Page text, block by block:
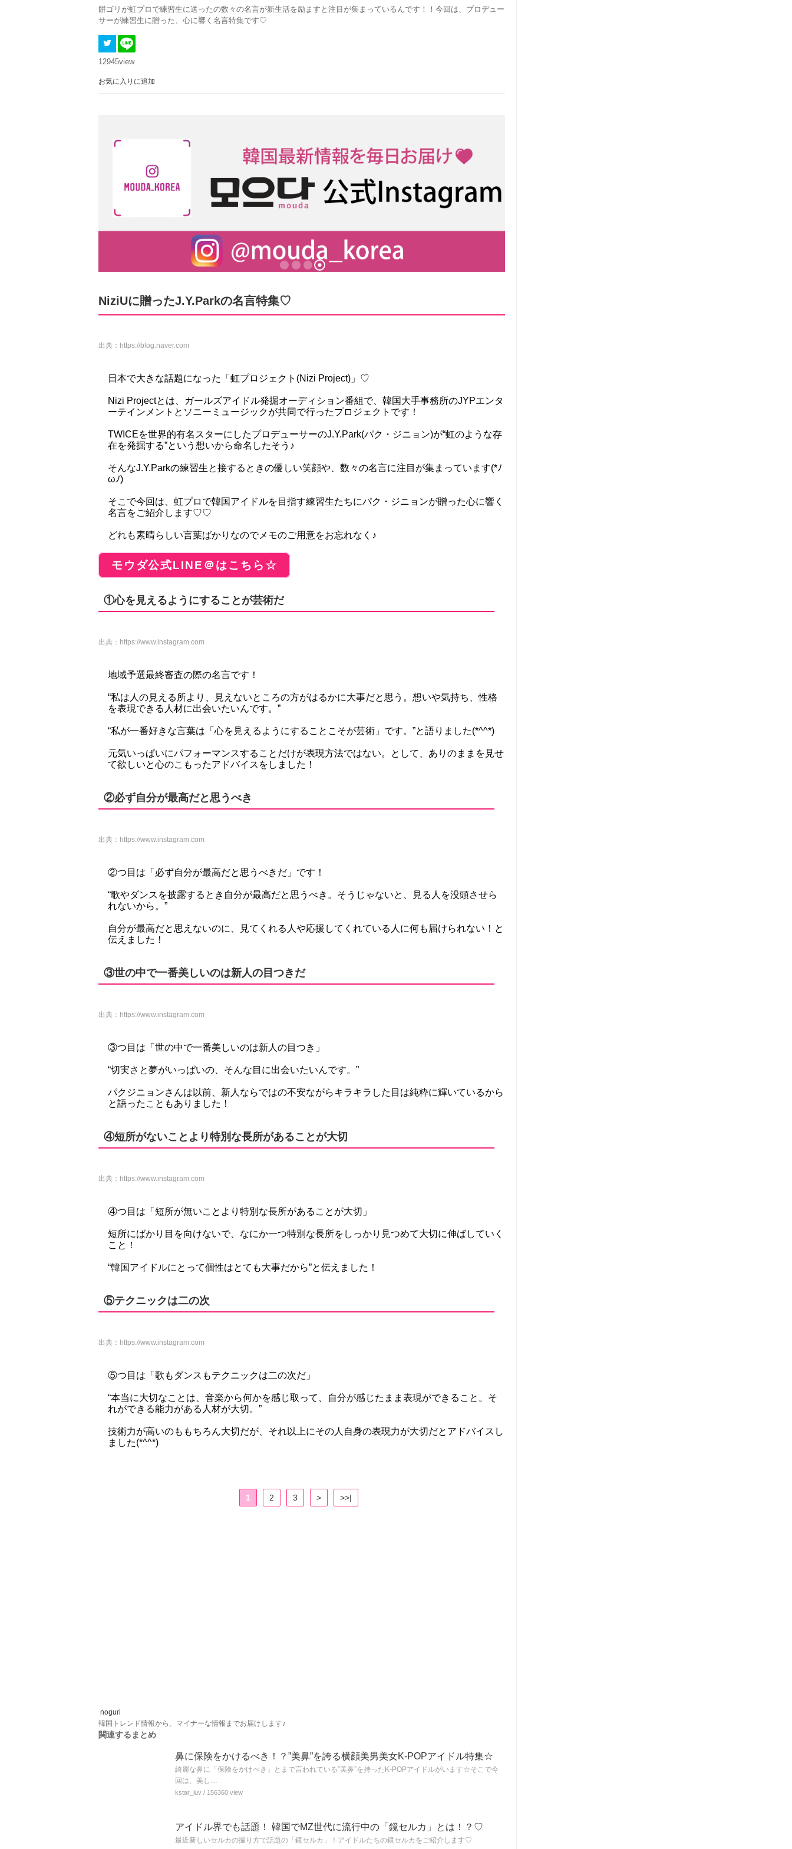
餅ゴリが虹プロで練習生に送ったの数々の名言が新生活を励ますと注目が集まっているんです！！今回は、プロデュー
サーが練習生に贈った、心に響く名言特集です♡
12945view
お気に入りに追加
NiziUに贈ったJ.Y.Parkの名言特集♡
出典： https://blog.naver.com
日本で大きな話題になった「虹プロジェクト(Nizi Project)」♡
Nizi Projectとは、ガールズアイドル発掘オーディション番組で、韓国大手事務所のJYPエンタ
ーテインメントとソニーミュージックが共同で行ったプロジェクトです！
TWICEを世界的有名スターにしたプロデューサーのJ.Y.Park(パク・ジニョン)が“虹のような存
在を発掘する”という想いから命名したそう♪
そんなJ.Y.Parkの練習生と接するときの優しい笑顔や、数々の名言に注目が集まっています(*ﾉ
ωﾉ)
そこで今回は、虹プロで韓国アイドルを目指す練習生たちにパク・ジニョンが贈った心に響く
名言をご紹介します♡♡
どれも素晴らしい言葉ばかりなのでメモのご用意をお忘れなく♪
モウダ公式LINE＠はこちら☆
①心を見えるようにすることが芸術だ
出典： https://www.instagram.com
地域予選最終審査の際の名言です！
“私は人の見える所より、見えないところの方がはるかに大事だと思う。想いや気持ち、性格
を表現できる人材に出会いたいんです。”
“私が一番好きな言葉は「心を見えるようにすることこそが芸術」です。”と語りました(*^^*)
元気いっぱいにパフォーマンスすることだけが表現方法ではない。として、ありのままを見せ
て欲しいと心のこもったアドバイスをしました！
②必ず自分が最高だと思うべき
出典： https://www.instagram.com
②つ目は「必ず自分が最高だと思うべきだ」です！
“歌やダンスを披露するとき自分が最高だと思うべき。そうじゃないと、見る人を没頭させら
れないから。”
自分が最高だと思えないのに、見てくれる人や応援してくれている人に何も届けられない！と
伝えました！
③世の中で一番美しいのは新人の目つきだ
出典： https://www.instagram.com
③つ目は「世の中で一番美しいのは新人の目つき」
“切実さと夢がいっぱいの、そんな目に出会いたいんです。”
パクジニョンさんは以前、新人ならではの不安ながらキラキラした目は純粋に輝いているから
と語ったこともありました！
④短所がないことより特別な長所があることが大切
出典： https://www.instagram.com
④つ目は「短所が無いことより特別な長所があることが大切」
短所にばかり目を向けないで、なにか一つ特別な長所をしっかり見つめて大切に伸ばしていく
こと！
“韓国アイドルにとって個性はとても大事だから”と伝えました！
⑤テクニックは二の次
出典： https://www.instagram.com
⑤つ目は「歌もダンスもテクニックは二の次だ」
“本当に大切なことは、音楽から何かを感じ取って、自分が感じたまま表現ができること。そ
れができる能力がある人材が大切。”
技術力が高いのももちろん大切だが、それ以上にその人自身の表現力が大切だとアドバイスし
ました(*^^*)
1 2 3 > >>|
noguri
韓国トレンド情報から、マイナーな情報までお届けします♪
関連するまとめ
鼻に保険をかけるべき！？”美鼻”を誇る横顔美男美女K-POPアイドル特集☆
綺麗な鼻に「保険をかけべき」とまで言われている”美鼻”を持ったK-POPアイドルがいます☆そこで今
回は、美し…
kstar_luv / 156360 view
アイドル界でも話題！ 韓国でMZ世代に流行中の「鏡セルカ」とは！？♡
最近新しいセルカの撮り方で話題の「鏡セルカ」！アイドルたちの鏡セルカをご紹介します♡